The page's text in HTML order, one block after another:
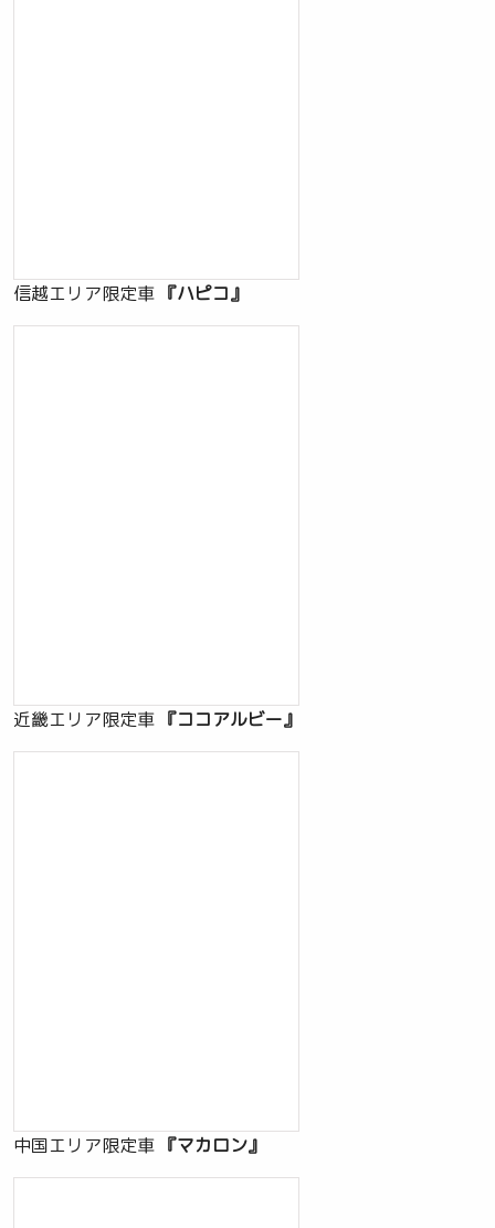
信越エリア限定車 『ハピコ』
近畿エリア限定車 『ココアルビー』
中国エリア限定車 『マカロン』